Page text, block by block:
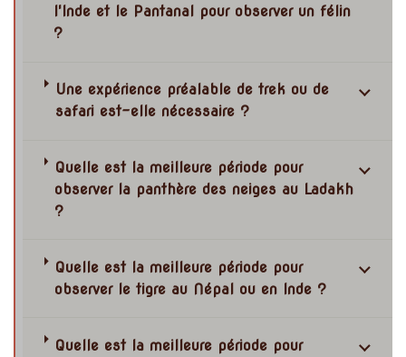
l'Inde et le Pantanal pour observer un félin
?
Une expérience préalable de trek ou de
safari est-elle nécessaire ?
Quelle est la meilleure période pour
observer la panthère des neiges au Ladakh
?
Quelle est la meilleure période pour
observer le tigre au Népal ou en Inde ?
Quelle est la meilleure période pour